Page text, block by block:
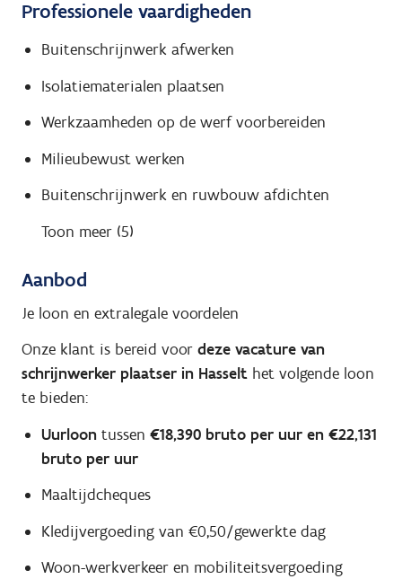
Professionele vaardigheden
Buitenschrijnwerk afwerken
Isolatiematerialen plaatsen
Werkzaamheden op de werf voorbereiden
Milieubewust werken
Buitenschrijnwerk en ruwbouw afdichten
Toon meer (5)
Aanbod
Je loon en extralegale voordelen
Onze klant is bereid voor deze vacature van
schrijnwerker plaatser in Hasselt het volgende loon
te bieden:
Uurloontussen €18,390 bruto per uur en €22,131
bruto per uur
Maaltijdcheques
Kledijvergoeding van €0,50/gewerkte dag
Woon-werkverkeer en mobiliteitsvergoeding